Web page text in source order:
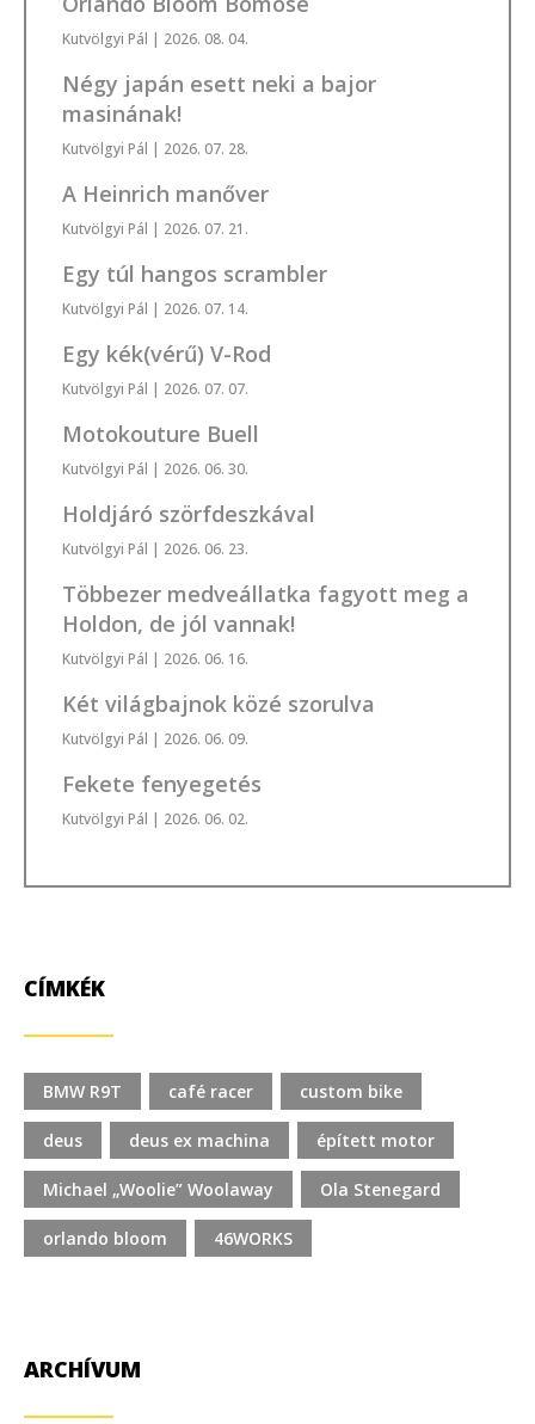
Kutvölgyi Pál | 2026. 08. 04.
Négy japán esett neki a bajor
masinának!
Kutvölgyi Pál | 2026. 07. 28.
A Heinrich manőver
Kutvölgyi Pál | 2026. 07. 21.
Egy túl hangos scrambler
Kutvölgyi Pál | 2026. 07. 14.
Egy kék(vérű) V-Rod
Kutvölgyi Pál | 2026. 07. 07.
Motokouture Buell
Kutvölgyi Pál | 2026. 06. 30.
Holdjáró szörfdeszkával
Kutvölgyi Pál | 2026. 06. 23.
Többezer medveállatka fagyott meg a
Holdon, de jól vannak!
Kutvölgyi Pál | 2026. 06. 16.
Két világbajnok közé szorulva
Kutvölgyi Pál | 2026. 06. 09.
Fekete fenyegetés
Kutvölgyi Pál | 2026. 06. 02.
CÍMKÉK
BMW R9T café racer custom bike
deus deus ex machina épített motor
Michael „Woolie” Woolaway Ola Stenegard
orlando bloom 46WORKS
ARCHÍVUM